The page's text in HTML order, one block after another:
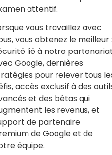
attentif.
vous travaillez avec
vous obtenez le meilleur
lié à notre
Google, dernières
pour relever tous
accès exclusif à des
et des bêtas qui
les revenus, et
de partenaire
de Google et de
équipe.